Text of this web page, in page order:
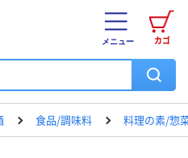
カゴ
メニュー
食品/調味料 料理の素/惣